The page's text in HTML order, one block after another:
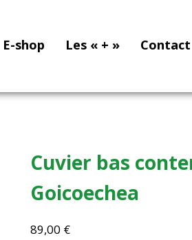
E-shop Les « + » Contact
Cuvier bas
Goicoechea
89,00 €